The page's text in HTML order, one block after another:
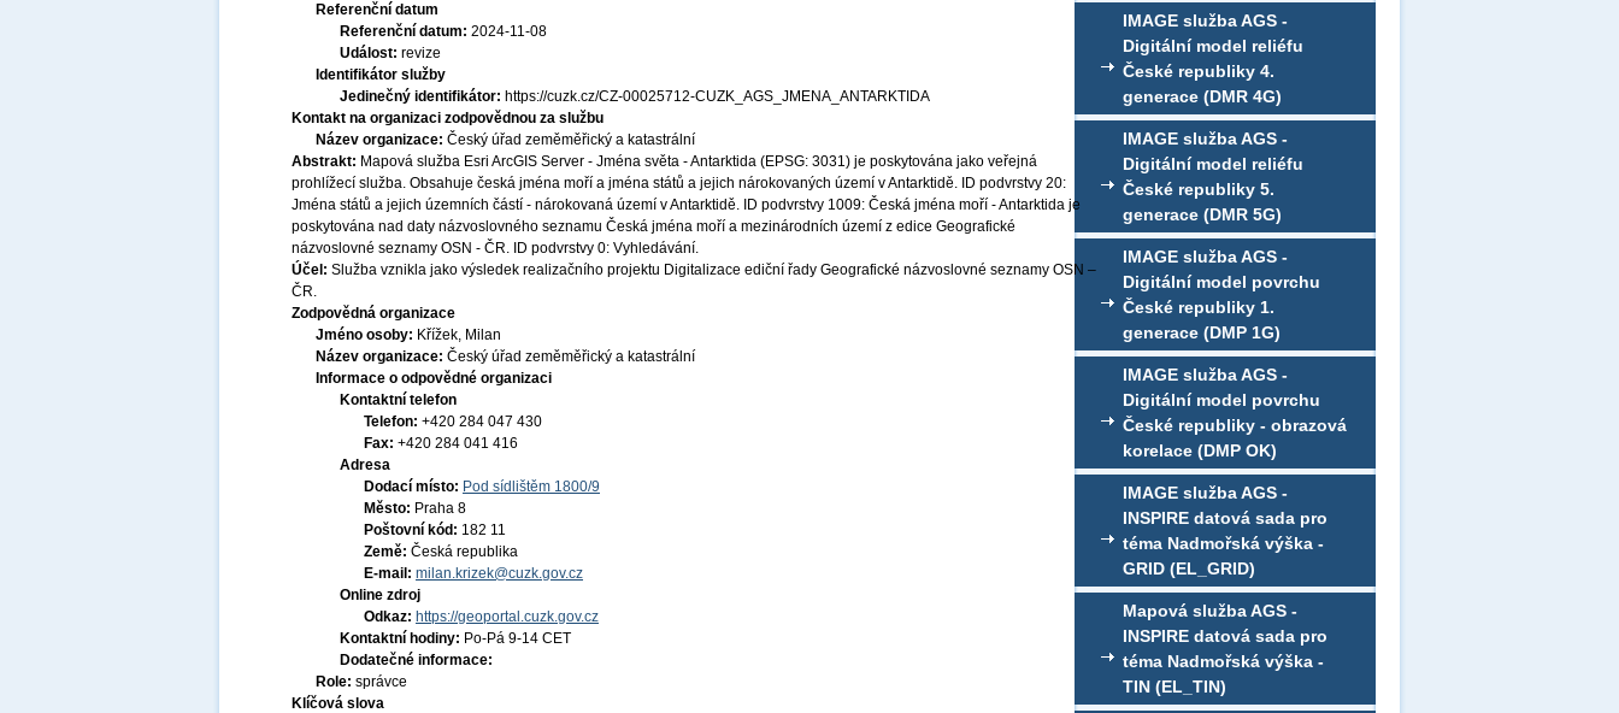
IMAGE služba AGS -
Digitální model reliéfu
České republiky 4.
generace (DMR 4G)
IMAGE služba AGS -
Digitální model reliéfu
České republiky 5.
generace (DMR 5G)
IMAGE služba AGS -
Digitální model povrchu
České republiky 1.
generace (DMP 1G)
IMAGE služba AGS -
Digitální model povrchu
České republiky - obrazová
korelace (DMP OK)
IMAGE služba AGS -
INSPIRE datová sada pro
téma Nadmořská výška -
GRID (EL_GRID)
Mapová služba AGS -
INSPIRE datová sada pro
téma Nadmořská výška -
TIN (EL_TIN)
Referenční datum
Referenční datum: 2024-11-08
Událost: revize
Identifikátor služby
Jedinečný identifikátor: https://cuzk.cz/CZ-00025712-CUZK_AGS_JMENA_ANTARKTIDA
Kontakt na organizaci zodpovědnou za službu
Název organizace: Český úřad zeměměřický a katastrální
Abstrakt: Mapová služba Esri ArcGIS Server - Jména světa - Antarktida (EPSG: 3031) je poskytována jako veřejná
prohlížecí služba. Obsahuje česká jména moří a jména států a jejich nárokovaných území v Antarktidě. ID podvrstvy 20:
Jména států a jejich územních částí - nárokovaná území v Antarktidě. ID podvrstvy 1009: Česká jména moří - Antarktida je
poskytována nad daty názvoslovného seznamu Česká jména moří a mezinárodních území z edice Geografické
názvoslovné seznamy OSN - ČR. ID podvrstvy 0: Vyhledávání.
Účel: Služba vznikla jako výsledek realizačního projektu Digitalizace ediční řady Geografické názvoslovné seznamy OSN –
ČR.
Zodpovědná organizace
Jméno osoby: Křížek, Milan
Název organizace: Český úřad zeměměřický a katastrální
Informace o odpovědné organizaci
Kontaktní telefon
Telefon: +420 284 047 430
Fax: +420 284 041 416
Adresa
Dodací místo: Pod sídlištěm 1800/9
Město: Praha 8
Poštovní kód: 182 11
Země: Česká republika
E-mail: milan.krizek@cuzk.gov.cz
Online zdroj
Odkaz: https://geoportal.cuzk.gov.cz
Kontaktní hodiny: Po-Pá 9-14 CET
Dodatečné informace:
Role: správce
Klíčová slova